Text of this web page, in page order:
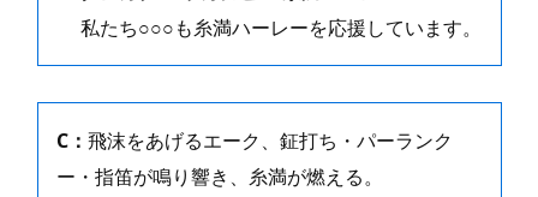
私たち○○○も糸満ハーレーを応援しています。
C： 飛沫をあげるエーク、鉦打ち・パーランク
ー・指笛が鳴り響き、糸満が燃える。